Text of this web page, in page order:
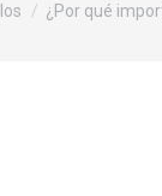
¿Por qué